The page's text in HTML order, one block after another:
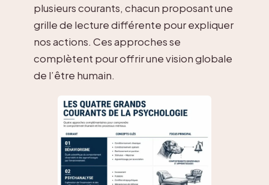
plusieurs courants, chacun proposant une
grille de lecture différente pour expliquer
nos actions. Ces approches se
complètent pour offrir une vision globale
de l’être humain.